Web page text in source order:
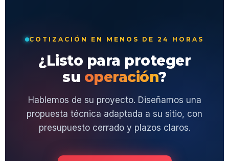
COTIZACIÓN EN MENOS DE 24 HORAS
¿Listo para proteger
su operación?
Hablemos de su proyecto. Diseñamos una
propuesta técnica adaptada a su sitio, con
presupuesto cerrado y plazos claros.